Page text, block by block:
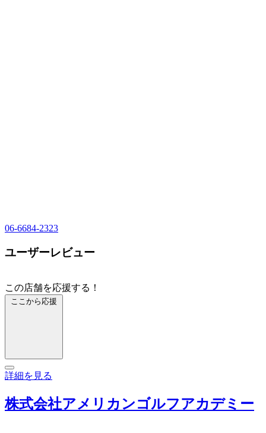
06-6684-2323
ユーザーレビュー
この店舗を応援する！
ここから応援
詳細を見る
株式会社アメリカンゴルフアカデミー